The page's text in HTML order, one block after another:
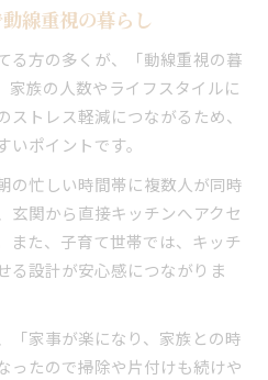
線重視の暮らし
る方の多くが、「動線重視の暮
家族の人数やライフスタイルに
トレス軽減につながるため、
ポイントです。
の忙しい時間帯に複数人が同時
玄関から直接キッチンへアクセ
また、子育て世帯では、キッチ
る設計が安心感につながりま
「家事が楽になり、家族との時
ったので掃除や片付けも続けや